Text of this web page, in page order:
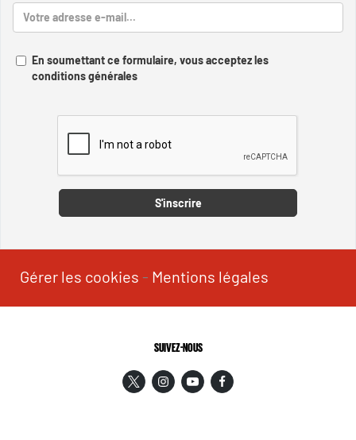
En soumettant ce formulaire, vous acceptez les
conditions générales
S'inscrire
Gérer les cookies - Mentions légales
SUIVEZ-NOUS